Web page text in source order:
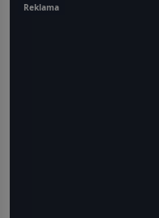
Reklama